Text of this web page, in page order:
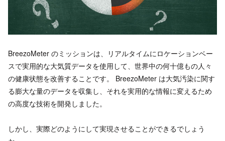
BreezoMeter のミッションは、リアルタイムにロケーションベー
スで実用的な大気質データを使用して、世界中の何十億もの人々
の健康状態を改善することです。 BreezoMeter は大気汚染に関す
る膨大な量のデータを収集し、それを実用的な情報に変えるため
の高度な技術を開発しました。
しかし、実際どのようにして実現させることができるでしょう